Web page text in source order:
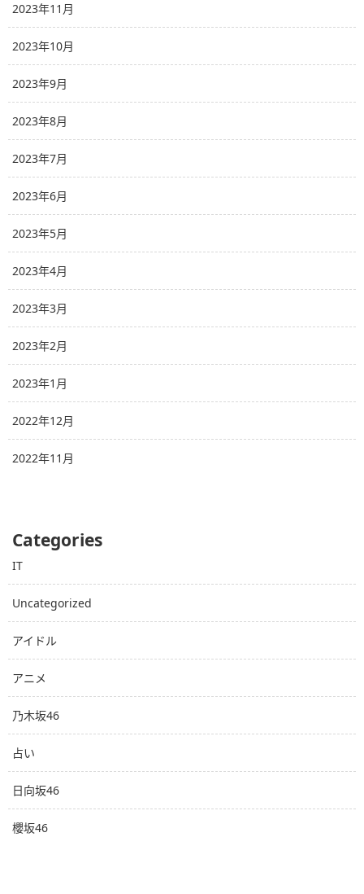
2023年11月
2023年10月
2023年9月
2023年8月
2023年7月
2023年6月
2023年5月
2023年4月
2023年3月
2023年2月
2023年1月
2022年12月
2022年11月
Categories
IT
Uncategorized
アイドル
アニメ
乃木坂46
占い
日向坂46
櫻坂46